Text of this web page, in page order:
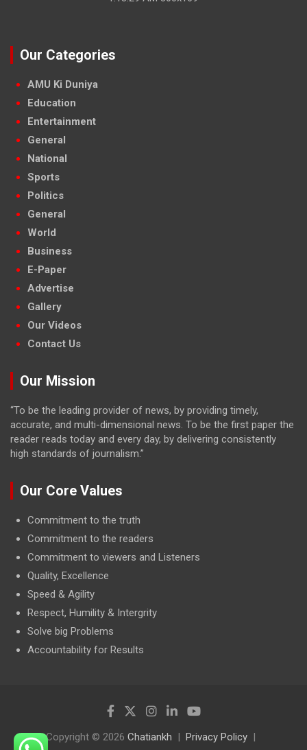
Our Categories
AMU Ki Duniya
Education
Entertainment
General
National
Sports
Politics
General
World
Business
E-Paper
Advertise
Gallery
Our Videos
Contact Us
Our Mission
“To be the leading provider of news, by providing timely,
accurate, and multi-dimensional news. To be the first paper the
reader reads today and every day, by delivering consistently
high standards of journalism.”
Our Core Values
Commitment to the truth
Commitment to the readers
Commitment to viewers and Listeners
Quality, Excellence
Speed & Agility
Respect, Humility & Intergrity
Solve big Problems
Accountability for Results
Copyright © 2026 Chatiankh
Privacy Policy